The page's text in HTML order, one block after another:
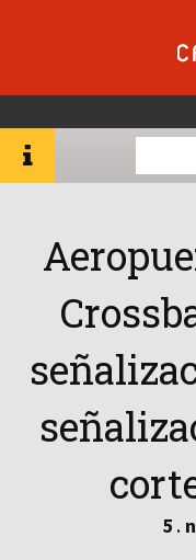
5 .